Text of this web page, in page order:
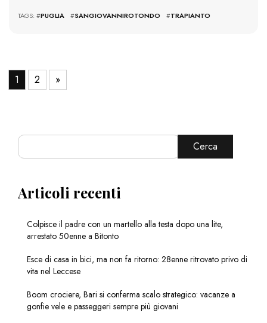
TAGS: #PUGLIA #SANGIOVANNIROTONDO #TRAPIANTO
1 2 »
Cerca
Articoli recenti
Colpisce il padre con un martello alla testa dopo una lite,
arrestato 50enne a Bitonto
Esce di casa in bici, ma non fa ritorno: 28enne ritrovato privo di
vita nel Leccese
Boom crociere, Bari si conferma scalo strategico: vacanze a
gonfie vele e passeggeri sempre più giovani